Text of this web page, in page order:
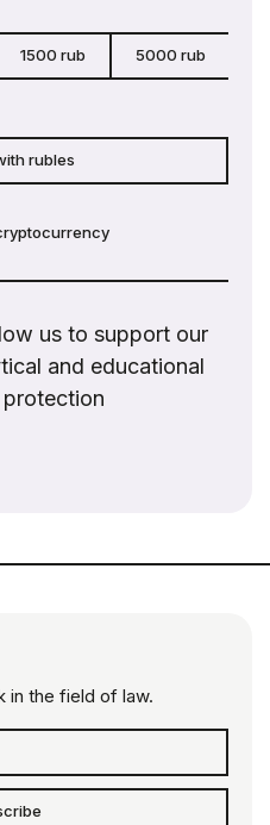
1500 rub 5000 rub
rubles
us to support our
and educational
in the field of law.